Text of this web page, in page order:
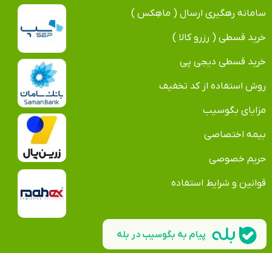
سامانه رهگیری ارسال ( ماهِکس )
خرید قسطی ( رزرو کالا )
خرید قسطی دیجی پی
روش استفاده از کد تخفیف
مزایای بگوسیب
بیمه اختصاصی
حریم خصوصی
قوانین و شرایط استفاده
پیام به بگوسیب در بله